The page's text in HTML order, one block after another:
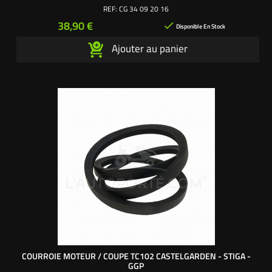
135065605/0
REF: CG 34 09 20 16
Prix
38,90 €  Disponible En Stock
Ajouter au panier
COURROIE MOTEUR / COUPE TC102 CASTELGARDEN - STIGA -
GGP